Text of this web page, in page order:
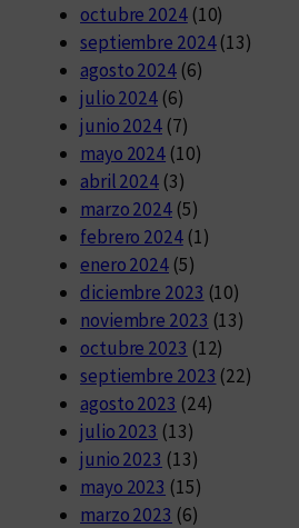
octubre 2024(10)
septiembre 2024(13)
agosto 2024(6)
julio 2024 (6)
junio 2024 (7)
mayo 2024 (10)
abril 2024 (3)
marzo 2024 (5)
febrero 2024(1)
enero 2024 (5)
diciembre 2023 (10)
noviembre 2023 (13)
octubre 2023 (12)
septiembre 2023 (22)
agosto 2023 (24)
julio 2023 (13)
junio 2023 (13)
mayo 2023 (15)
marzo 2023 (6)